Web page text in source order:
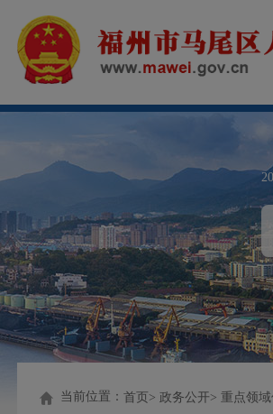
当前位置：首页 政务公开 重点领